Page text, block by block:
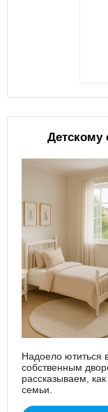
Детскому
Надоело ютиться
собственным
рассказываем,
семьи.